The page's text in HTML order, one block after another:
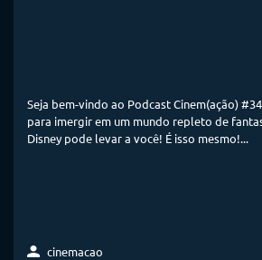
Seja bem-vindo ao Podcast Cinem(ação)
para imergir em um mundo repleto de
Disney pode levar a você! É isso mesmo!...
cinemacao